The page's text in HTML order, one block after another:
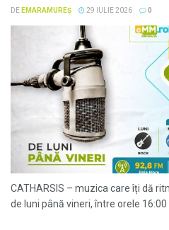
DE EMARAMUREȘ 29 IULIE 2026 0
CATHARSIS – muzica care îți dă
de luni până vineri, între orele 16:00